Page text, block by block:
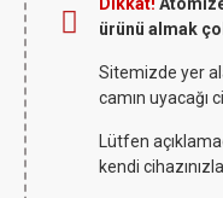
ürünü almak
Sitemizde yer
camın uyacağı
Lütfen
kendi